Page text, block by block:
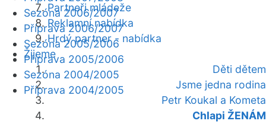
Partneři mládeže
Reklamní nabídka
Hrdý partner - nabídka
Žijeme
Děti dětem
Jsme jedna rodina
Petr Koukal a Kometa
Chlapi ŽENÁM
Sezóna 2006/2007
Příprava 2006/2007
Sezóna 2005/2006
Příprava 2005/2006
Sezóna 2004/2005
Příprava 2004/2005